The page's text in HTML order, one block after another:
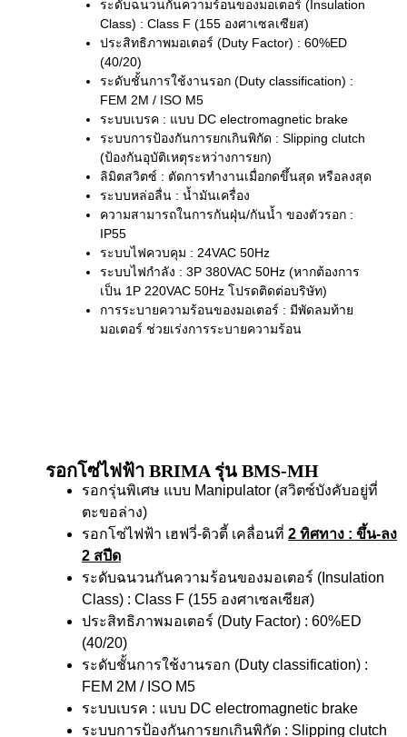
ระดับฉนวนกันความร้อนของมอเตอร์ (Insulation
Class) : Class F (155 องศาเซลเซียส)
ประสิทธิภาพมอเตอร์ (Duty Factor) : 60%ED
(40/20)
ระดับชั้นการใช้งานรอก (Duty classification) :
FEM 2M / ISO M5
ระบบเบรค : แบบ DC electromagnetic brake
ระบบการป้องกันการยกเกินพิกัด : Slipping clutch
(ป้องกันอุบัติเหตุระหว่างการยก)
ลิมิตสวิตซ์ : ตัดการทำงานเมื่อกดขึ้นสุด หรือลงสุด
ระบบหล่อลื่น : น้ำมันเครื่อง
ความสามารถในการกันฝุ่น/กันน้ำ ของตัวรอก :
IP55
ระบบไฟควบคุม : 24VAC 50Hz
ระบบไฟกำลัง : 3P 380VAC 50Hz (หากต้องการ
เป็น 1P 220VAC 50Hz โปรดติดต่อบริษัท)
การระบายความร้อนของมอเตอร์ : มีพัดลมท้าย
มอเตอร์ ช่วยเร่งการระบายความร้อน
รอกโซ่ไฟฟ้า BRIMA รุ่น BMS-MH
รอกรุ่นพิเศษ แบบ Manipulator (สวิตซ์บังคับอยู่ที่
ตะขอล่าง)
รอกโซ่ไฟฟ้า เฮฟวี่-ดิวตี้ เคลื่อนที่ 2 ทิศทาง : ขึ้น-ลง
2 สปีด
ระดับฉนวนกันความร้อนของมอเตอร์ (Insulation
Class) : Class F (155 องศาเซลเซียส)
ประสิทธิภาพมอเตอร์ (Duty Factor) : 60%ED
(40/20)
ระดับชั้นการใช้งานรอก (Duty classification) :
FEM 2M / ISO M5
ระบบเบรค : แบบ DC electromagnetic brake
ระบบการป้องกันการยกเกินพิกัด : Slipping clutch